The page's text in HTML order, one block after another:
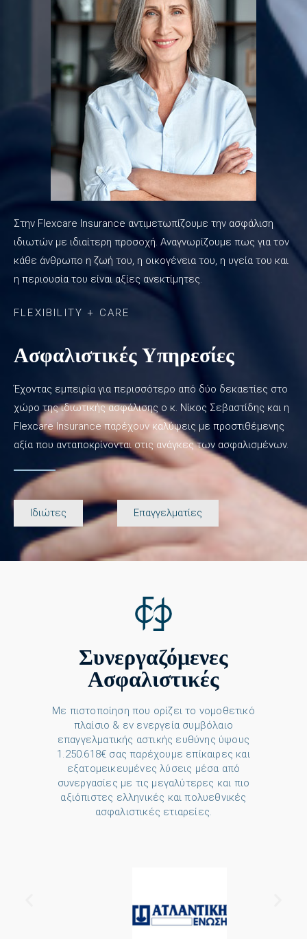
FLEXIBILITY + CARE
Ασφαλιστικές Υπηρεσίες
Έχοντας εμπειρία για περισσότερο από δύο δεκαετίες στο
χώρο της ιδιωτικής ασφάλισης ο κ. Νίκος Σεβαστίδης και η
Flexcare Insurance παρέχουν καλύψεις με προστιθέμενης
αξία που ανταποκρίνονται στις ανάγκες των ασφαλισμένων.
Ιδιώτες Επαγγελματίες
Στην Flexcare Insurance αντιμετωπίζουμε την ασφάλιση
ιδιωτών με ιδιαίτερη προσοχή. Αναγνωρίζουμε πως για τον
κάθε άνθρωπο η ζωή του, η οικογένεια του, η υγεία του και
η περιουσία του είναι αξίες ανεκτίμητες.
Συνεργαζόμενες
Ασφαλιστικές
Με πιστοποίηση που ορίζει το νομοθετικό
πλαίσιο & εν ενεργεία συμβόλαιο
επαγγελματικής αστικής ευθύνης ύψους
1.250.618€ σας παρέχουμε επίκαιρες και
εξατομεικευμένες λύσεις μέσα από
συνεργασίες με τις μεγαλύτερες και πιο
αξιόπιστες ελληνικές και πολυεθνικές
ασφαλιστικές ετιαρείες.